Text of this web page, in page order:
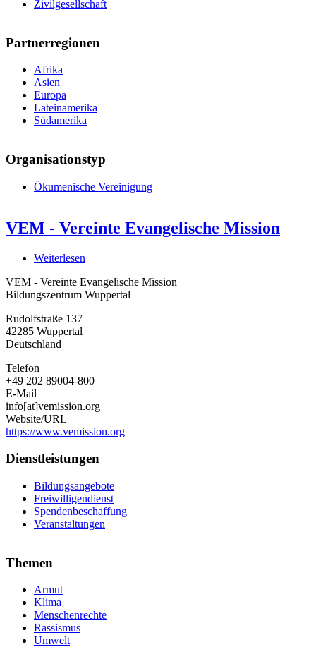
Zivilgesellschaft
Partnerregionen
Afrika
Asien
Europa
Lateinamerika
Südamerika
Organisationstyp
Ökumenische Vereinigung
VEM - Vereinte Evangelische Mission
Weiterlesen
-
Vereinte
VEM - Vereinte Evangelische Mission
Bildungszentrum Wuppertal
Rudolfstraße 137
42285 Wuppertal
Deutschland
Telefon
+49 202 89004-800
E-Mail
info[at]vemission.org
Website/URL
https://www.vemission.org
Dienstleistungen
Bildungsangebote
Freiwilligendienst
Spendenbeschaffung
Veranstaltungen
Themen
Armut
Klima
Menschenrechte
Rassismus
Umwelt